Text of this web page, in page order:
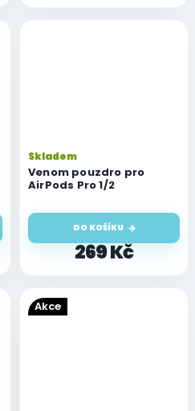
Venom pouzdro pro
AirPods Pro 1/2
Skladem
269 Kč
DO KOŠÍKU
Akce